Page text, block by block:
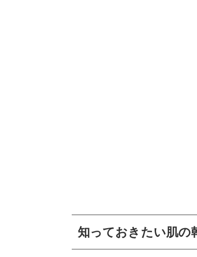
知っておきたい肌の